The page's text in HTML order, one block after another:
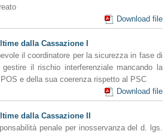
Download file
dalla Cassazione I
il coordinatore per la sicurezza in fase di
il rischio interferenziale mancando la
e della sua coerenza rispetto al PSC
Download file
dalla Cassazione II
penale per inosservanza del d. lgs.